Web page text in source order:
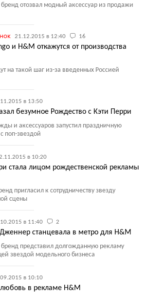
отозвал модный аксессуар из продажи
21.12.2015 в 12:40 16
и H&M откажутся от производства
на такой шаг из-за введенных Россией
в 13:50
безумное Рождество с Кэти Перри
и аксессуаров запустил праздничную
поп-звездой
в 10:20
стала лицом рождественской рекламы
пригласил к сотрудничеству звезду
сцены
в 11:40 2
станцевала в метро для H&M
представил долгожданную рекламу
звездой модельного бизнеса
в 10:10
в рекламе H&M